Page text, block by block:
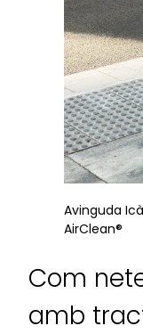
Avinguda
AirClean®
Com
amb